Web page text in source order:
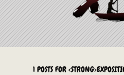
LE TAMTAM
La Culture du Mboa Dévoilée !
1 POSTS FOR